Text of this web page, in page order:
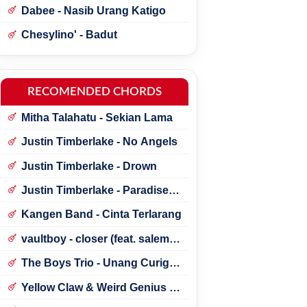
Dabee - Nasib Urang Katigo
Chesylino' - Badut
RECOMENDED CHORDS
Mitha Talahatu - Sekian Lama
Justin Timberlake - No Angels
Justin Timberlake - Drown
Justin Timberlake - Paradise ft.
Kangen Band - Cinta Terlarang
vaultboy - closer (feat. salem
The Boys Trio - Unang Curigai
Yellow Claw & Weird Genius -